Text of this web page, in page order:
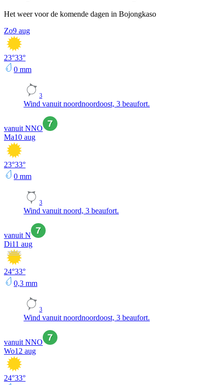
Het weer voor de komende dagen in Bojongkaso
Zo9 aug
23°33°
0 mm
3
Wind vanuit noordnoordoost, 3 beaufort.
vanuit NNO
Ma10 aug
23°33°
0 mm
3
Wind vanuit noord, 3 beaufort.
vanuit N
Di11 aug
24°33°
0,3 mm
3
Wind vanuit noordnoordoost, 3 beaufort.
vanuit NNO
Wo12 aug
24°33°